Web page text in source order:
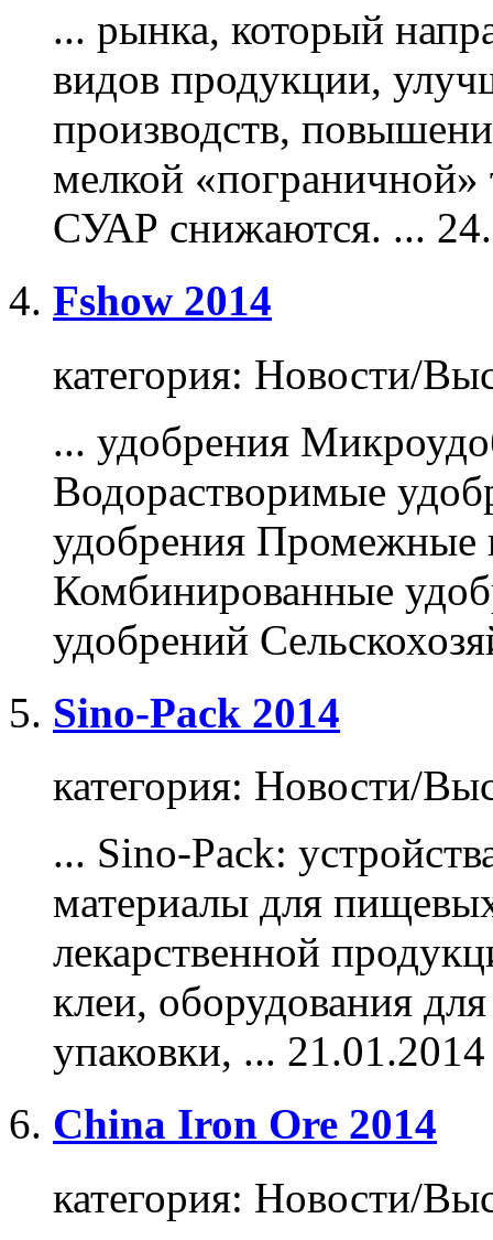
... рынка, который
видов продукции,
производств,
мелкой «пограничной»
СУАР снижаются. ...
Fshow 2014
категория: Новости/
... удобрения
Водорастворимые
удобрения Промежные
Комбинированные
удобрений
Sino-Pack 2014
категория: Новости/
... Sino-Pack:
материалы для
лекарственной
клеи, оборудования
упаковки, ... 21.01.2014
China Iron Ore 2014
категория: Новости/